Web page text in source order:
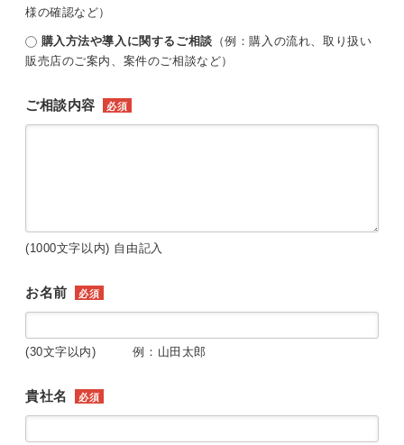
様の確認など）
購入方法や導入に関するご相談 （例：購入の流れ、取り扱い
販売店のご案内、案件のご相談など）
ご相談内容 必須
(1000文字以内) 自由記入
お名前 必須
(30文字以内) 例：山田太郎
貴社名 必須